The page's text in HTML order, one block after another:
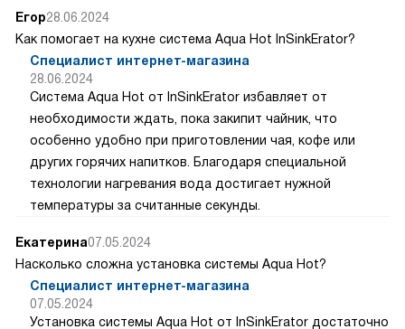
Егор28.06.2024
Как помогает на кухне система Aqua Hot InSinkErator?
Специалист интернет-магазина
28.06.2024
Система Aqua Hot от InSinkErator избавляет от
необходимости ждать, пока закипит чайник, что
особенно удобно при приготовлении чая, кофе или
других горячих напитков. Благодаря специальной
технологии нагревания вода достигает нужной
температуры за считанные секунды.
Екатерина07.05.2024
Насколько сложна установка системы Aqua Hot?
Специалист интернет-магазина
07.05.2024
Установка системы Aqua Hot от InSinkErator достаточно